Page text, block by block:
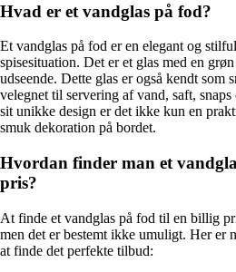
Hvad er et vandglas på fod?
Et vandglas på fod er en elegant og
spisesituation. Det er et glas med en
udseende. Dette glas er også kendt som
velegnet til servering af vand, saft,
sit unikke design er det ikke kun en
smuk dekoration på bordet.
Hvordan finder man et
pris?
At finde et vandglas på fod til en billig
men det er bestemt ikke umuligt. Her er
at finde det perfekte tilbud: